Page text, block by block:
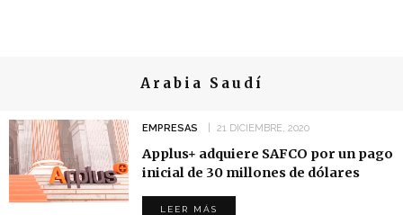
Arabia Saudí
EMPRESAS 21 DICIEMBRE, 2020
Applus+ adquiere SAFCO por un pago
inicial de 30 millones de dólares
LEER MÁS